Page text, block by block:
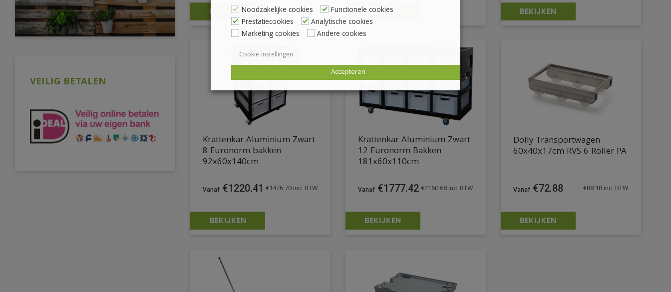
VEILIG BETALEN
BEKIJKEN BEKIJKEN BEKIJKEN
Krattenkar Aluminium Zwart
8 Euronorm bakken
92x60x140cm
€1220.41 €1476.70inc. BTW
BEKIJKEN
Krattenkar Aluminium Zwart
12 Euronorm Bakken
181x60x110cm
€1777.42 €2150.68inc. BTW
BEKIJKEN
Dolly Transportwagen
60x40x17cm RVS 6 Roller PA
€72.88 €88.18inc. BTW
BEKIJKEN
Noodzakelijke cookies
Functionele cookies
Prestatiecookies
Analytische cookies
Marketing cookies
Andere cookies
Cookie instellingen
Accepteren